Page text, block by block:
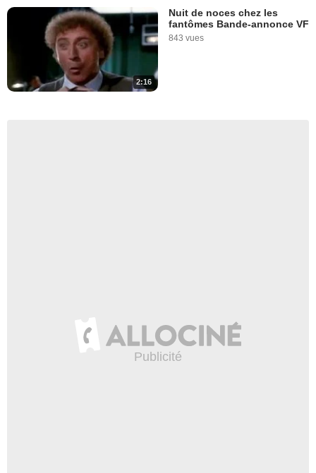
2:16
Nuit de noces chez les
fantômes Bande-annonce VF
843 vues